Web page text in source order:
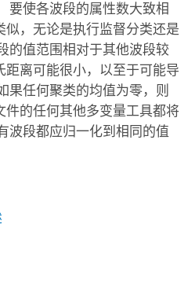
要使各波段的属性数大致相
似，无论是执行监督分类还是
的值范围相对于其他波段较
离可能很小，以至于可能导
果任何聚类的均值为零，则
件的任何其他多变量工具都将
波段都应归一化到相同的值